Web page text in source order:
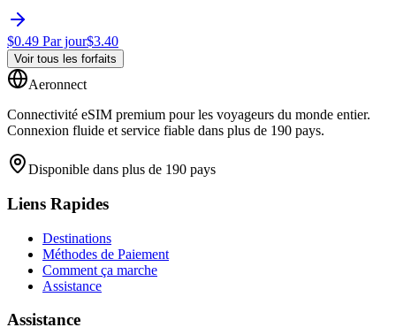
$0.49 Par jour$3.40
Voir tous les forfaits
Aeronnect
Connectivité eSIM premium pour les voyageurs du monde entier.
Connexion fluide et service fiable dans plus de 190 pays.
Disponible dans plus de 190 pays
Liens Rapides
Destinations
Méthodes de Paiement
Comment ça marche
Assistance
Assistance